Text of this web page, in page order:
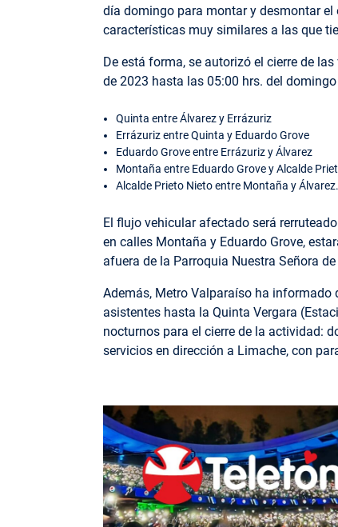
día domingo para montar y desmontar
características muy similares a las que
De está forma, se autorizó el cierre de
de 2023 hasta las 05:00 hrs. del
Quinta entre Álvarez y Errázuriz
Errázuriz entre Quinta y Eduardo Grove
Eduardo Grove entre Errázuriz y Álvarez
Montaña entre Eduardo Grove y Alcalde
Alcalde Prieto Nieto entre Montaña y Álvarez.
El flujo vehicular afectado será
en calles Montaña y Eduardo Grove,
afuera de la Parroquia Nuestra Señora
Además, Metro Valparaíso ha informado
asistentes hasta la Quinta Vergara
nocturnos para el cierre de la actividad:
servicios en dirección a Limache, con